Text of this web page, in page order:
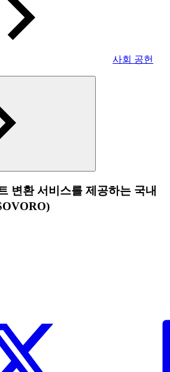
사회 공헌
변환 서비스를 제공하는 국내